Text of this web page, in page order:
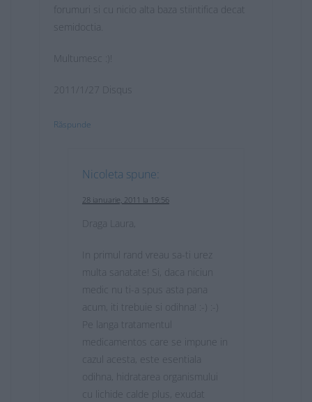
forumuri si cu nicio alta baza stiintifica decat
semidoctia.
Multumesc :)!
2011/1/27 Disqus
Răspunde
Nicoleta spune:
28 ianuarie, 2011 la 19:56
Draga Laura,
In primul rand vreau sa-ti urez
multa sanatate! Si, daca niciun
medic nu ti-a spus asta pana
acum, iti trebuie si odihna! :-) :-)
Pe langa tratamentul
medicamentos care se impune in
cazul acesta, este esentiala
odihna, hidratarea organismului
cu lichide calde plus, exudat